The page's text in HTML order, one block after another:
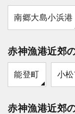
南郷大島小浜港
赤神漁港近郊
能登町 小
赤神漁港近郊